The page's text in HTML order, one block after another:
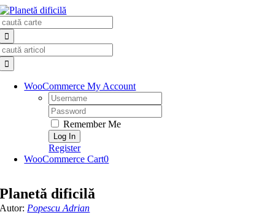
Skip
to
content
WooCommerce My Account
Username:
Password:
Remember Me
Register
WooCommerce Cart0
Planetă dificilă
Autor: Popescu Adrian